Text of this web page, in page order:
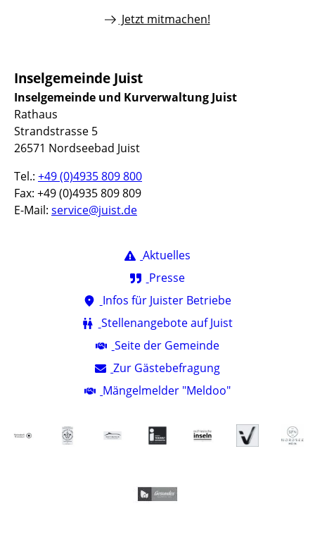
Jetzt mitmachen!
Inselgemeinde Juist
Inselgemeinde und Kurverwaltung Juist
Rathaus
Strandstrasse 5
26571 Nordseebad Juist
Tel.: +49 (0)4935 809 800
Fax: +49 (0)4935 809 809
E-Mail: service@juist.de
Aktuelles
Presse
Infos für Juister Betriebe
Stellenangebote auf Juist
Seite der Gemeinde
Zur Gästebefragung
Mängelmelder "Meldoo"